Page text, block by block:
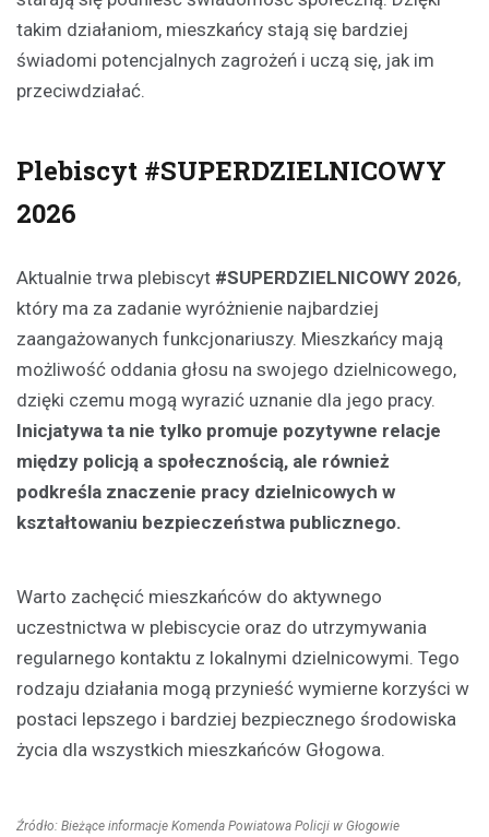
takim działaniom, mieszkańcy stają się bardziej
świadomi potencjalnych zagrożeń i uczą się, jak im
przeciwdziałać.
Plebiscyt #SUPERDZIELNICOWY
2026
Aktualnie trwa plebiscyt #SUPERDZIELNICOWY 2026,
który ma za zadanie wyróżnienie najbardziej
zaangażowanych funkcjonariuszy. Mieszkańcy mają
możliwość oddania głosu na swojego dzielnicowego,
dzięki czemu mogą wyrazić uznanie dla jego pracy.
Inicjatywa ta nie tylko promuje pozytywne relacje
między policją a społecznością, ale również
podkreśla znaczenie pracy dzielnicowych w
kształtowaniu bezpieczeństwa publicznego.
Warto zachęcić mieszkańców do aktywnego
uczestnictwa w plebiscycie oraz do utrzymywania
regularnego kontaktu z lokalnymi dzielnicowymi. Tego
rodzaju działania mogą przynieść wymierne korzyści w
postaci lepszego i bardziej bezpiecznego środowiska
życia dla wszystkich mieszkańców Głogowa.
Źródło: Bieżące informacje Komenda Powiatowa Policji w Głogowie